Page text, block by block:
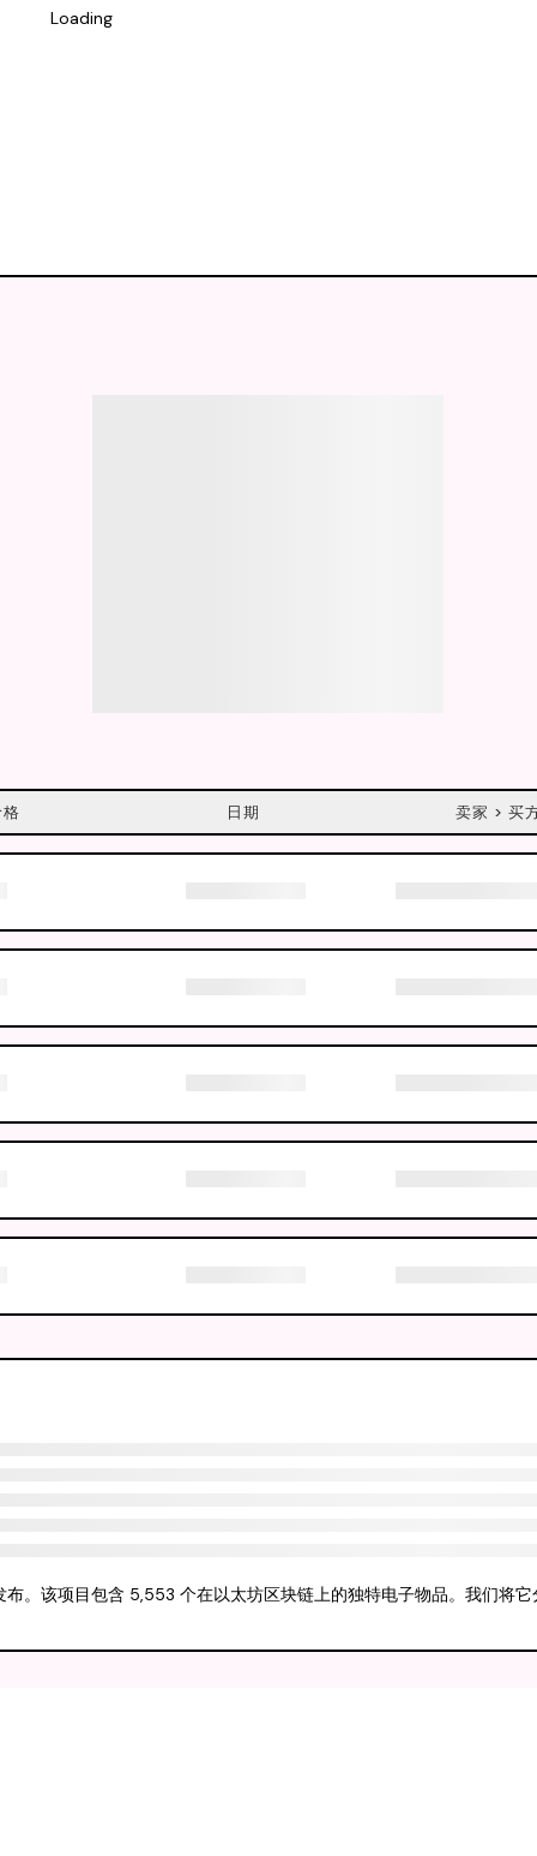
。该项目包含 5,553 个在以太坊区块链上的独特电子物品。我们将它
Loading
日期 卖家 > 买